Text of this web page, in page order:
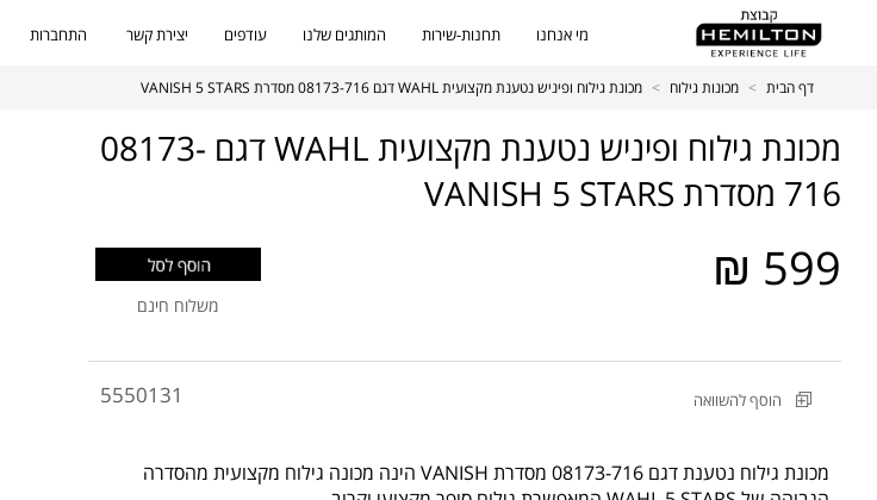
מי אנחנו תחנות-שירות המותגים שלנו עודפים יצירת קשר התחברות
דף הבית > מכונות גילוח > מכונת גילוח ופיניש נטענת מקצועית WAHL דגם 08173-716 מסדרת VANISH 5 STARS
מכונת גילוח ופיניש נטענת מקצועית WAHL דגם 08173-
716 מסדרת VANISH 5 STARS
599 ₪
משלוח חינם
5550131
מקט
הוסף להשוואה
גילוח
ופיניש
מכונת גילוח נטענת דגם 08173-716 מסדרת VANISH הינה מכונה גילוח מקצועית מהסדרה